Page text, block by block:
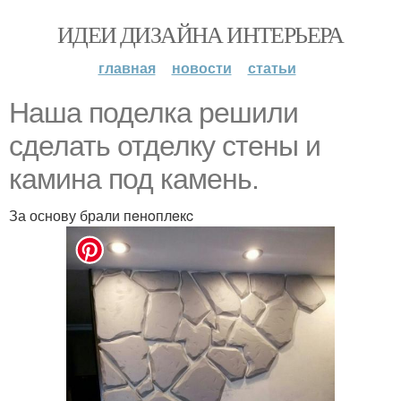
ИДЕИ ДИЗАЙНА ИНТЕРЬЕРА
главная новости статьи
Наша поделка решили
сделать отделку стены и
камина под камень.
За основу брали пeнoплeкc